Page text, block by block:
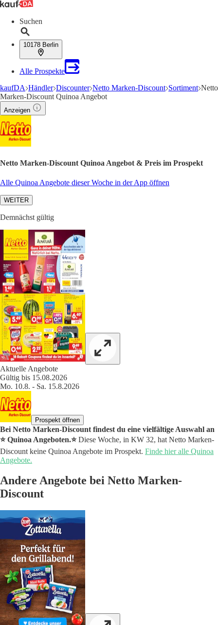
Suchen
10178 Berlin
Alle Prospekte
kaufDA Händler Discounter Netto Marken-Discount Sortiment Netto
Marken-Discount Quinoa Angebot
Anzeigen
Netto Marken-Discount Quinoa Angebot & Preis im Prospekt
Alle Quinoa Angebote dieser Woche in der App öffnen
WEITER
Demnächst gültig
Aktuelle Angebote
Gültig bis 15.08.2026
Mo. 10.8. - Sa. 15.8.2026
Prospekt öffnen
Bei Netto Marken-Discount findest du eine vielfältige Auswahl an
⭐️ Quinoa Angeboten.⭐️Diese Woche, in KW 32, hat Netto Marken-
Discount keine Quinoa Angebote im Prospekt. Finde hier alle Quinoa
Angebote.
Andere Angebote bei Netto Marken-
Discount